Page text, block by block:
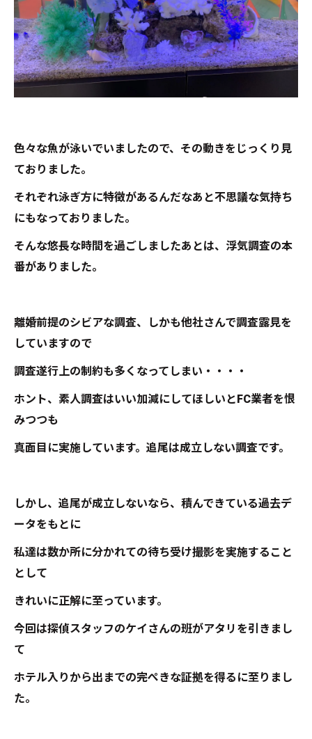
色々な魚が泳いでいましたので、その動きをじっくり見
ておりました。
それぞれ泳ぎ方に特徴があるんだなあと不思議な気持ち
にもなっておりました。
そんな悠長な時間を過ごしましたあとは、浮気調査の本
番がありました。
離婚前提のシビアな調査、しかも他社さんで調査露見を
していますので
調査遂行上の制約も多くなってしまい・・・・
ホント、素人調査はいい加減にしてほしいとFC業者を恨
みつつも
真面目に実施しています。追尾は成立しない調査です。
しかし、追尾が成立しないなら、積んできている過去デ
ータをもとに
私達は数か所に分かれての待ち受け撮影を実施すること
として
きれいに正解に至っています。
今回は探偵スタッフのケイさんの班がアタリを引きまし
て
ホテル入りから出までの完ぺきな証拠を得るに至りまし
た。